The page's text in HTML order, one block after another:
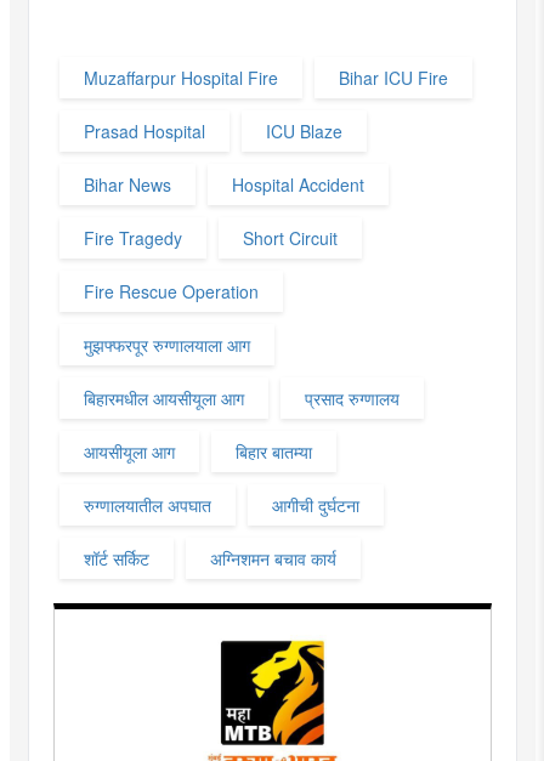
Muzaffarpur Hospital Fire Bihar ICU Fire
Prasad Hospital ICU Blaze
Bihar News Hospital Accident
Fire Tragedy Short Circuit
Fire Rescue Operation
मुझफ्फरपूर रुग्णालयाला आग
बिहारमधील आयसीयूला आग प्रसाद रुग्णालय
आयसीयूला आग बिहार बातम्या
रुग्णालयातील अपघात आगीची दुर्घटना
शॉर्ट सर्किट अग्निशमन बचाव कार्य